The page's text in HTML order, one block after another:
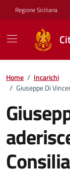
Vai ai contenuti
Vai al footer
Regione Siciliana
Home / Incarichi
/ Giuseppe Di